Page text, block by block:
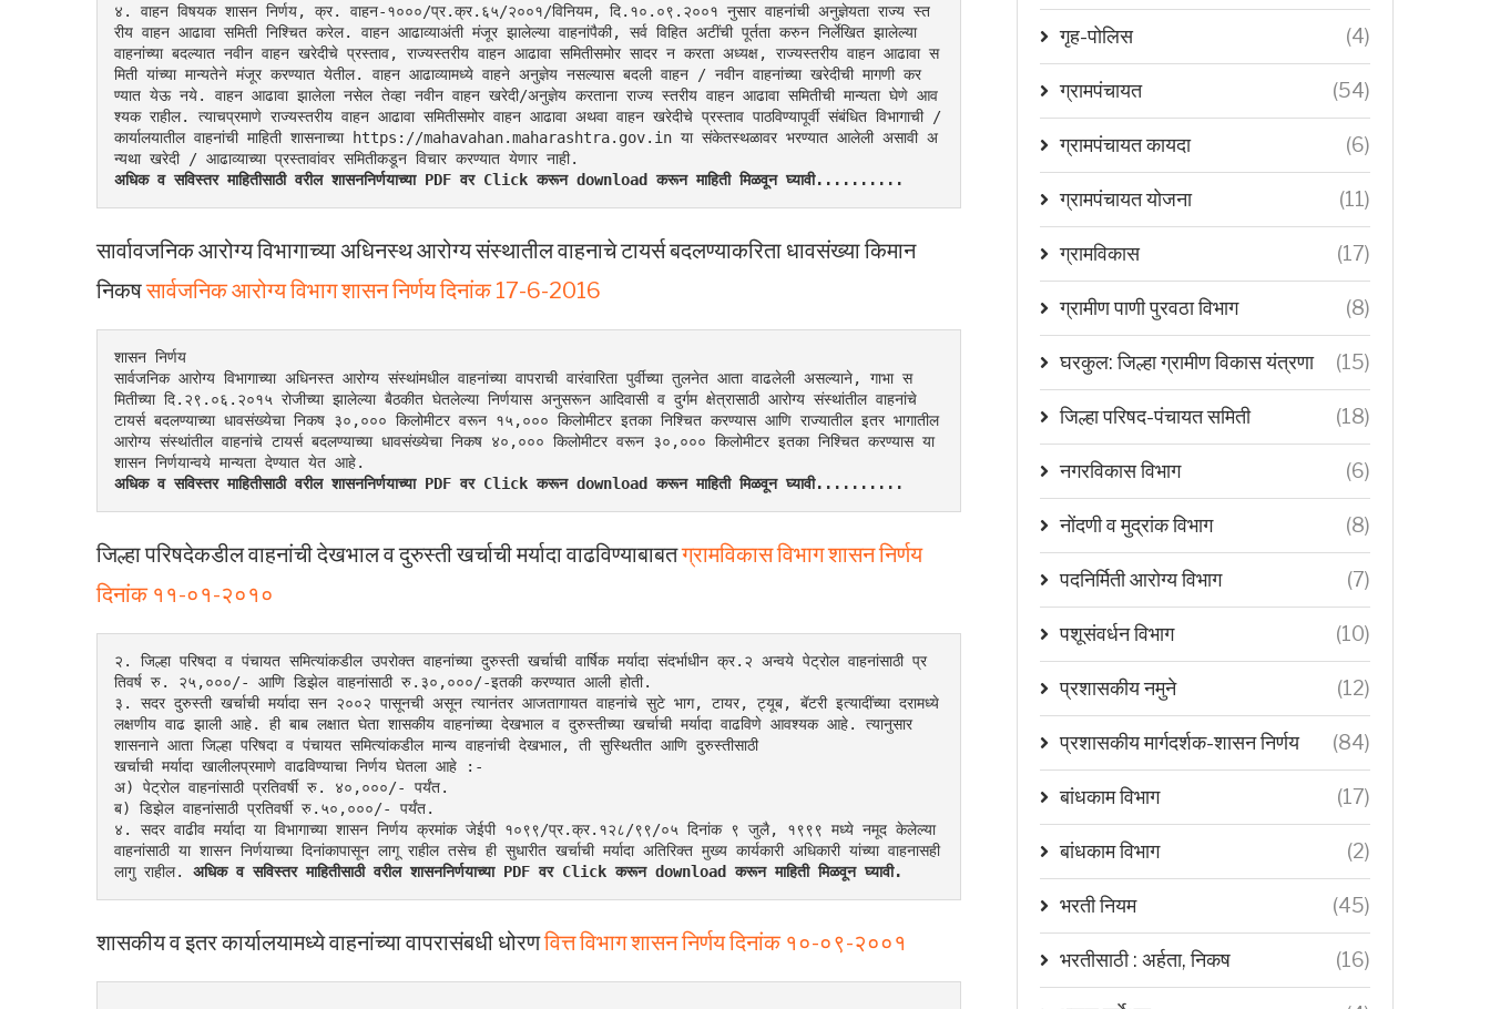
४. वाहन विषयक शासन निर्णय, क्र. वाहन-१०००/प्र.क्र.६५/२००१/विनियम, दि.१०.०९.२००१ नुसार वाहनांची अनुज्ञेयता राज्य स्त
रीय वाहन आढावा समिती निश्चित करेल. वाहन आढाव्याअंती मंजूर झालेल्या वाहनांपैकी, सर्व विहित अटींची पूर्तता करुन निर्लेखित झालेल्या
वाहनांच्या बदल्यात नवीन वाहन खरेदीचे प्रस्ताव, राज्यस्तरीय वाहन आढावा समितीसमोर सादर न करता अध्यक्ष, राज्यस्तरीय वाहन आढावा स
मिती यांच्या मान्यतेने मंजूर करण्यात येतील. वाहन आढाव्यामध्ये वाहने अनुज्ञेय नसल्यास बदली वाहन / नवीन वाहनांच्या खरेदीची मागणी कर
ण्यात येऊ नये. वाहन आढावा झालेला नसेल तेव्हा नवीन वाहन खरेदी/अनुज्ञेय करताना राज्य स्तरीय वाहन आढावा समितीची मान्यता घेणे आव
श्यक राहील. त्याचप्रमाणे राज्यस्तरीय वाहन आढावा समितीसमोर वाहन आढावा अथवा वाहन खरेदीचे प्रस्ताव पाठविण्यापूर्वी संबंधित विभागाची /
कार्यालयातील वाहनांची माहिती शासनाच्या https://mahavahan.maharashtra.gov.in या संकेतस्थळावर भरण्यात आलेली असावी अ
न्यथा खरेदी / आढाव्याच्या प्रस्तावांवर समितीकडून विचार करण्यात येणार नाही.
अधिक व सविस्तर माहितीसाठी वरील शासननिर्णयाच्या PDF वर Click करून download करून माहिती मिळवून घ्यावी..........
सार्वावजनिक आरोग्य विभागाच्या अधिनस्थ आरोग्य संस्थातील वाहनाचे टायर्स बदलण्याकरिता धावसंख्या किमान
निकषसार्वजनिक आरोग्य विभाग शासन निर्णय दिनांक 17-6-2016
शासन निर्णय
सार्वजनिक आरोग्य विभागाच्या अधिनस्त आरोग्य संस्थांमधील वाहनांच्या वापराची वारंवारिता पुर्वीच्या तुलनेत आता वाढलेली असल्याने, गाभा स
मितीच्या दि.२९.०६.२०१५ रोजीच्या झालेल्या बैठकीत घेतलेल्या निर्णयास अनुसरून आदिवासी व दुर्गम क्षेत्रासाठी आरोग्य संस्थांतील वाहनांचे
टायर्स बदलण्याच्या धावसंख्येचा निकष ३०,००० किलोमीटर वरून १५,००० किलोमीटर इतका निश्चित करण्यास आणि राज्यातील इतर भागातील
आरोग्य संस्थांतील वाहनांचे टायर्स बदलण्याच्या धावसंख्येचा निकष ४०,००० किलोमीटर वरून ३०,००० किलोमीटर इतका निश्चित करण्यास या
शासन निर्णयान्वये मान्यता देण्यात येत आहे.
अधिक व सविस्तर माहितीसाठी वरील शासननिर्णयाच्या PDF वर Click करून download करून माहिती मिळवून घ्यावी..........
जिल्हा परिषदेकडील वाहनांची देखभाल व दुरुस्ती खर्चाची मर्यादा वाढविण्याबाबतग्रामविकास विभाग शासन निर्णय
दिनांक ११-०१-२०१०
२. जिल्हा परिषदा व पंचायत समित्यांकडील उपरोक्त वाहनांच्या दुरुस्ती खर्चाची वार्षिक मर्यादा संदर्भाधीन क्र.२ अन्वये पेट्रोल वाहनांसाठी प्र
तिवर्ष रु. २५,०००/- आणि डिझेल वाहनांसाठी रु.३०,०००/-इतकी करण्यात आली होती.
३. सदर दुरुस्ती खर्चाची मर्यादा सन २००२ पासूनची असून त्यानंतर आजतागायत वाहनांचे सुटे भाग, टायर, ट्यूब, बॅटरी इत्यादींच्या दरामध्ये
लक्षणीय वाढ झाली आहे. ही बाब लक्षात घेता शासकीय वाहनांच्या देखभाल व दुरुस्तीच्या खर्चाची मर्यादा वाढविणे आवश्यक आहे. त्यानुसार
शासनाने आता जिल्हा परिषदा व पंचायत समित्यांकडील मान्य वाहनांची देखभाल, ती सुस्थितीत आणि दुरुस्तीसाठी
खर्चाची मर्यादा खालीलप्रमाणे वाढविण्याचा निर्णय घेतला आहे :-
अ) पेट्रोल वाहनांसाठी प्रतिवर्षी रु. ४०,०००/- पर्यंत.
ब) डिझेल वाहनांसाठी प्रतिवर्षी रु.५०,०००/- पर्यंत.
४. सदर वाढीव मर्यादा या विभागाच्या शासन निर्णय क्रमांक जेईपी १०९९/प्र.क्र.१२८/९९/०५ दिनांक ९ जुलै, १९९९ मध्ये नमूद केलेल्या
वाहनांसाठी या शासन निर्णयाच्या दिनांकापासून लागू राहील तसेच ही सुधारीत खर्चाची मर्यादा अतिरिक्त मुख्य कार्यकारी अधिकारी यांच्या वाहनासही
लागु राहील. अधिक व सविस्तर माहितीसाठी वरील शासननिर्णयाच्या PDF वर Click करून download करून माहिती मिळवून घ्यावी.
शासकीय व इतर कार्यालयामध्ये वाहनांच्या वापरासंबधी धोरणवित्त विभाग शासन निर्णय दिनांक १०-०९-२००१
गृह-पोलिस (4)
ग्रामपंचायत (54)
ग्रामपंचायत कायदा (6)
ग्रामपंचायत योजना (11)
ग्रामविकास (17)
ग्रामीण पाणी पुरवठा विभाग (8)
घरकुल: जिल्हा ग्रामीण विकास यंत्रणा (15)
जिल्हा परिषद-पंचायत समिती (18)
नगरविकास विभाग (6)
नोंदणी व मुद्रांक विभाग (8)
पदनिर्मिती आरोग्य विभाग (7)
पशूसंवर्धन विभाग (10)
प्रशासकीय नमुने (12)
प्रशासकीय मार्गदर्शक-शासन निर्णय (84)
बांधकाम विभाग (17)
बांधकाम विभाग (2)
भरती नियम (45)
भरतीसाठी : अर्हता, निकष (16)